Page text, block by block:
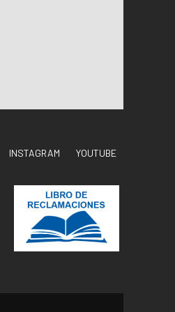
INSTAGRAM YOUTUBE